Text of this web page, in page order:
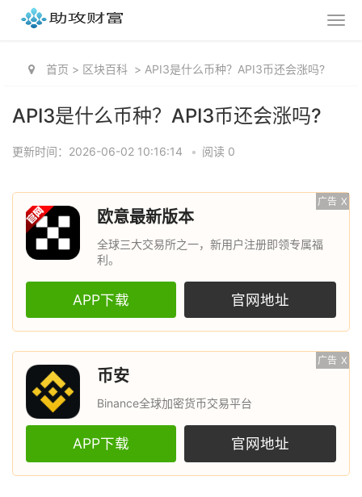
首页 > 区块百科 > API3是什么币种？API3币还会涨吗?
API3是什么币种？API3币还会涨吗?
更新时间：2026-06-02 10:16:14 • 阅读 0
广告 X
欧意最新版本
全球三大交易所之一，新用户注册即领专属福
利。
APP下载 官网地址
广告 X
币安
Binance全球加密货币交易平台
APP下载 官网地址